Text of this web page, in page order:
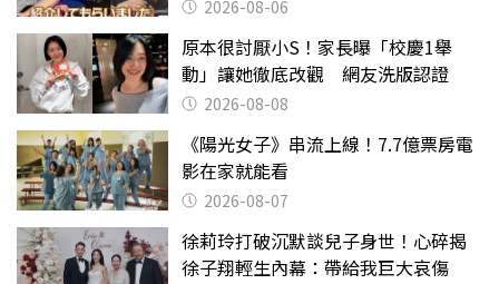
2026-08-06
原本很討厭小S！家長曝「校慶1舉
動」讓她徹底改觀 網友洗版認證
2026-08-08
《陽光女子》串流上線！7.7億票房電
影在家就能看
2026-08-07
徐莉玲打破沉默談兒子身世！心碎揭
徐子翔輕生內幕：帶給我巨大哀傷